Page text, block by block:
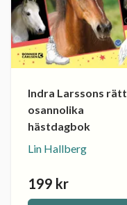
Indra Larssons rätt
osannolika
hästdagbok
Lin Hallberg
199 kr